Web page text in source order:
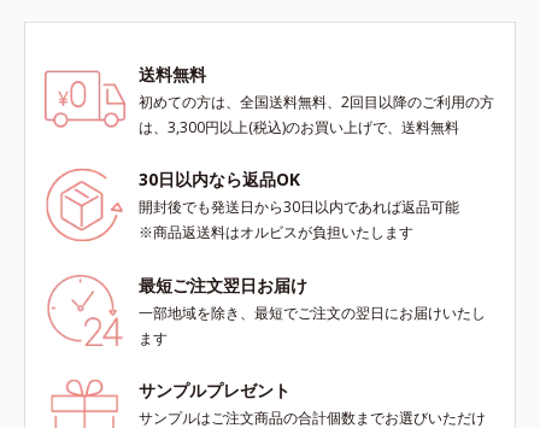
保湿成分*5 角層内
送料無料
初めての方は、全国送料無料、2回目以降のご利用の方
は、3,300円以上(税込)のお買い上げで、送料無料
30日以内なら返品OK
開封後でも発送日から30日以内であれば返品可能
※商品返送料はオルビスが負担いたします
最短ご注文翌日お届け
一部地域を除き、最短でご注文の翌日にお届けいたし
ます
サンプルプレゼント
サンプルはご注文商品の合計個数までお選びいただけ